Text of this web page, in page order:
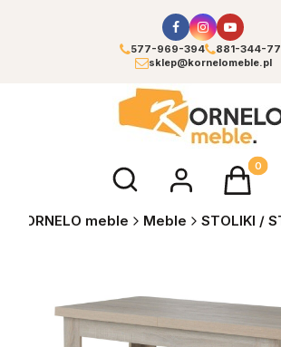
577-969-394
881-344-
sklep@kornelomeble.pl
Otwórz wyszukiwarkę
KORNELO meble Meble STOLIKI /